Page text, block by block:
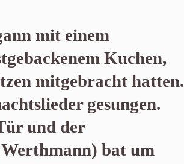
mit einem
Kuchen,
mitgebracht hatten.
gesungen.
und der
bat um